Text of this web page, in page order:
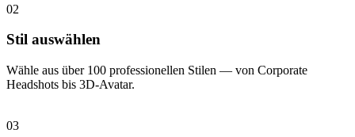
02
Stil auswählen
Wähle aus über 100 professionellen Stilen — von Corporate
Headshots bis 3D-Avatar.
03